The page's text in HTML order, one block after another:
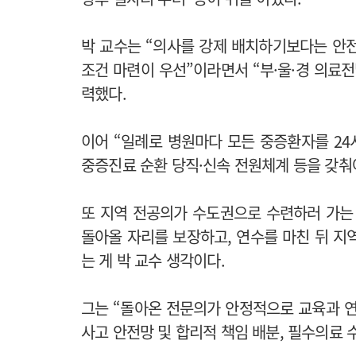
박 교수는 “의사를 강제 배치하기보다는
조건 마련이 우선”이라면서 “부·울·경 의
력했다.
이어 “일례로 병원마다 모든 중증환자를
중증진료 순환 당직·신속 전원체계 등을 갖
또 지역 전공의가 수도권으로 수련하러 가
돌아올 자리를 보장하고, 연수를 마친 뒤
는 게 박 교수 생각이다.
그는 “돌아온 전문의가 안정적으로 교육과
사고 안전망 및 합리적 책임 배분, 필수의료